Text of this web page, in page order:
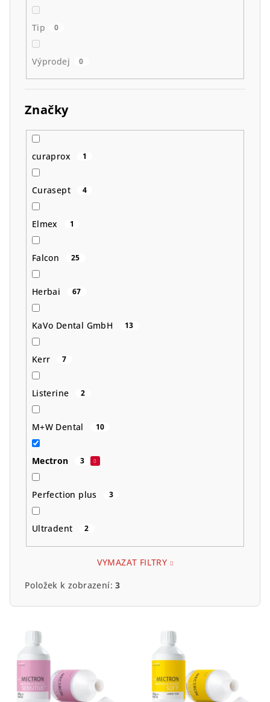
Tip 0
Výprodej 0
Značky
curaprox 1
Curasept 4
Elmex 1
Falcon 25
Herbai 67
KaVo Dental GmbH 13
Kerr 7
Listerine 2
M+W Dental 10
Mectron 3
Perfection plus 3
Ultradent 2
VYMAZAT FILTRY
Položek k zobrazení:3